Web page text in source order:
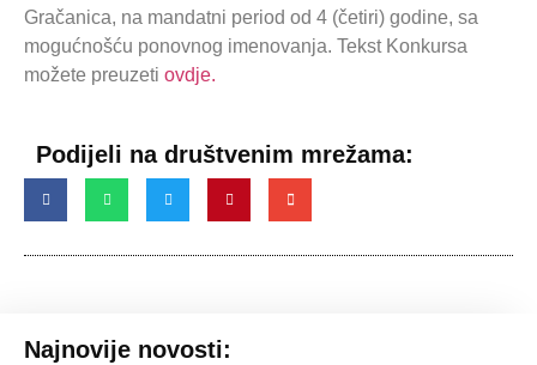
Gračanica, na mandatni period od 4 (četiri) godine, sa
mogućnošću ponovnog imenovanja. Tekst Konkursa
možete preuzeti ovdje.
Podijeli na društvenim mrežama:
Najnovije novosti: